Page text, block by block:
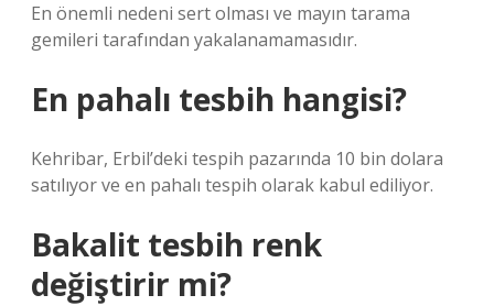
En önemli nedeni sert olması ve mayın tarama
gemileri tarafından yakalanamamasıdır.
En pahalı tesbih hangisi?
Kehribar, Erbil’deki tespih pazarında 10 bin dolara
satılıyor ve en pahalı tespih olarak kabul ediliyor.
Bakalit tesbih renk
değiştirir mi?